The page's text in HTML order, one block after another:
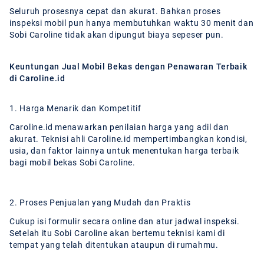
Seluruh prosesnya cepat dan akurat. Bahkan proses
inspeksi mobil pun hanya membutuhkan waktu 30 menit dan
Sobi Caroline tidak akan dipungut biaya sepeser pun.
Keuntungan Jual Mobil Bekas dengan Penawaran Terbaik
di Caroline.id
1. Harga Menarik dan Kompetitif
Caroline.id menawarkan penilaian harga yang adil dan
akurat. Teknisi ahli Caroline.id mempertimbangkan kondisi,
usia, dan faktor lainnya untuk menentukan harga terbaik
bagi mobil bekas Sobi Caroline.
2. Proses Penjualan yang Mudah dan Praktis
Cukup isi formulir secara online dan atur jadwal inspeksi.
Setelah itu Sobi Caroline akan bertemu teknisi kami di
tempat yang telah ditentukan ataupun di rumahmu.